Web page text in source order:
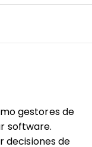
gestores de
software.
decisiones de